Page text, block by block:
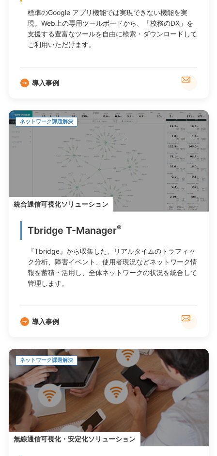
標準のGoogle アプリ機能では実現できない機能を実
現。Web上の専用ツールボードから、「校務のDX」を
支援する豊富なツールを自由に検索・ダウンロードして
ご利用いただけます。
導入事例
ネットワーク課題解決
統合通信可視化ソリューション
Tbridge T-Manager®
『Tbridge』から収集した、リアルタイムのトラフィッ
ク分析、障害イベント、使用者現況などネットワーク情
報を蓄積・活用し、全体ネットワークの状況を統合して
管理します。
導入事例
ネットワーク課題解決
無線通信可視化・安定化ソリューション